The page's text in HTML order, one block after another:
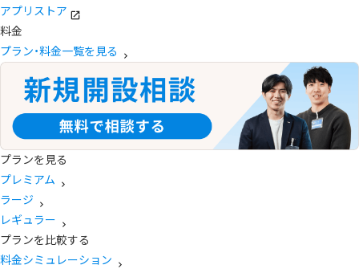
アプリストア
料金
プラン・料金一覧を見る
プランを見る
プレミアム
ラージ
レギュラー
プランを比較する
料金シミュレーション